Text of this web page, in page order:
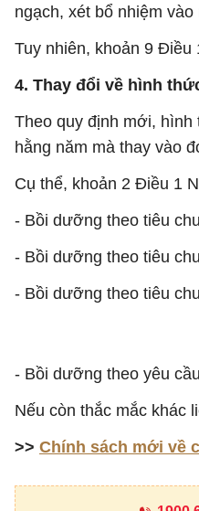
ngạch, xét bổ nhiệm vào
Tuy nhiên, khoản 9 Điều
4. Thay đổi về hình
Theo quy định mới,
hằng năm mà thay vào
Cụ thể, khoản 2 Điều 1
- Bồi dưỡng theo tiêu
- Bồi dưỡng theo tiêu
- Bồi dưỡng theo tiêu
- Bồi dưỡng theo yêu
Nếu còn thắc mắc khác
>> Chính sách mới về